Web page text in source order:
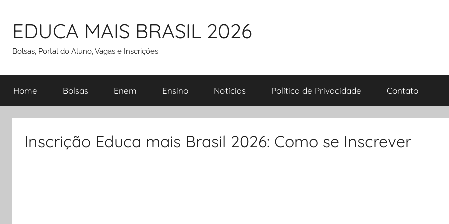
conteúdo
EDUCA MAIS BRASIL 2026
Bolsas, Portal do Aluno, Vagas e Inscrições
Home Bolsas Enem Ensino Notícias Política de Privacidade Contato
Inscrição Educa mais Brasil 2026: Como se Inscrever